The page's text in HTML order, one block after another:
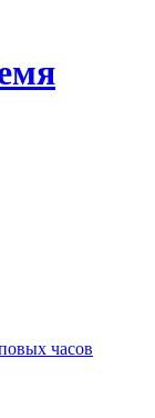
часов